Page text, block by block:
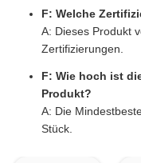
F: Welche
A: Dieses Produkt
Zertifizierungen.
F: Wie hoch ist
Produkt?
A: Die
Stück.